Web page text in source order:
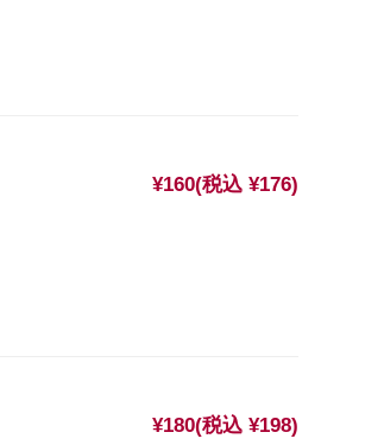
¥160(税込 ¥176)
¥180(税込 ¥198)